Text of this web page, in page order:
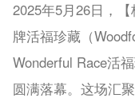
2025年5月26日，
牌活福珍藏（
Wonderful Race活
圆满落幕。这场汇